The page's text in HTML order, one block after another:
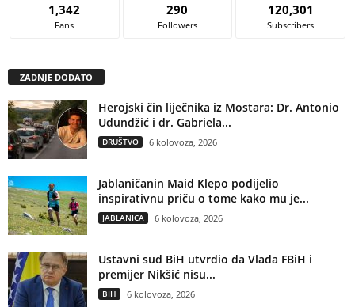
1,342
Fans
290
Followers
120,301
Subscribers
ZADNJE DODATO
Herojski čin liječnika iz Mostara: Dr. Antonio
Udundžić i dr. Gabriela...
DRUŠTVO 6 kolovoza, 2026
Jablaničanin Maid Klepo podijelio
inspirativnu priču o tome kako mu je...
JABLANICA 6 kolovoza, 2026
Ustavni sud BiH utvrdio da Vlada FBiH i
premijer Nikšić nisu...
BIH 6 kolovoza, 2026